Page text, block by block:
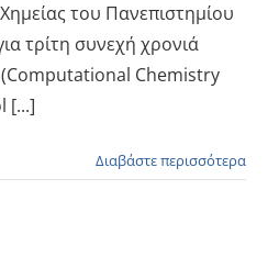
του Πανεπιστημίου
τρίτη συνεχή χρονιά
(Computational Chemistry
[...]
Διαβάστε περισσότερα